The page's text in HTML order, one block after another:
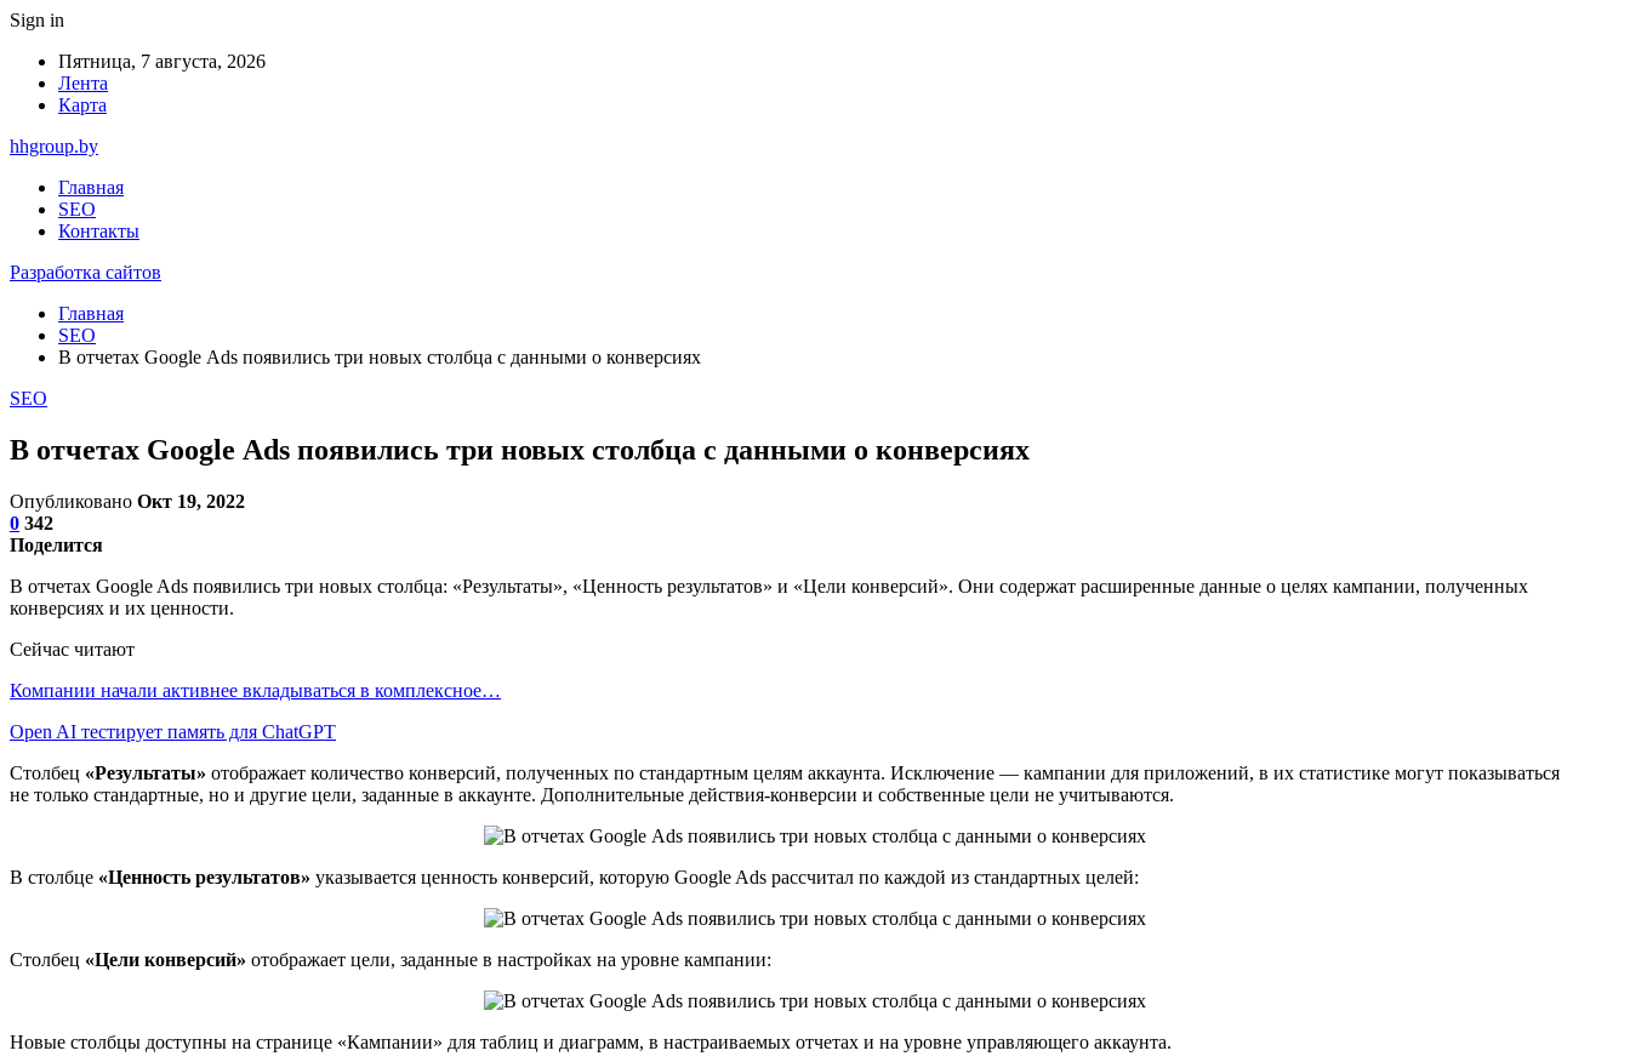
Sign in
Пятница, 7 августа, 2026
Лента
Карта
hhgroup.by
Главная
SEO
Контакты
Разработка сайтов
Главная
SEO
В отчетах Google Ads появились три новых столбца с данными о конверсиях
SEO
В отчетах Google Ads появились три новых столбца с данными о конверсиях
Опубликовано Окт 19, 2022
0 342
Поделится
В отчетах Google Ads появились три новых столбца: «Результаты», «Ценность результатов» и «Цели конверсий». Они содержат расширенные данные о целях кампании, полученных
конверсиях и их ценности.
Сейчас читают
Компании начали активнее вкладываться в комплексное…
Open AI тестирует память для ChatGPT
Столбец «Результаты» отображает количество конверсий, полученных по стандартным целям аккаунта. Исключение — кампании для приложений, в их статистике могут показываться
не только стандартные, но и другие цели, заданные в аккаунте. Дополнительные действия-конверсии и собственные цели не учитываются.
В столбце «Ценность результатов» указывается ценность конверсий, которую Google Ads рассчитал по каждой из стандартных целей:
Столбец «Цели конверсий» отображает цели, заданные в настройках на уровне кампании:
Новые столбцы доступны на странице «Кампании» для таблиц и диаграмм, в настраиваемых отчетах и на уровне управляющего аккаунта.